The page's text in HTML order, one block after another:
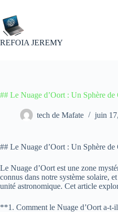
contenu
REFOIA JEREMY
## Le Nuage d’Oort : Un Sphère
tech de Mafate juin
## Le Nuage d’Oort : Un Sphère
Le Nuage d’Oort est une zone
connus dans notre système solaire,
unité astronomique. Cet article
**1. Comment le Nuage d’Oort a-t-